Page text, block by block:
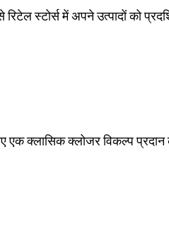
स्टोर्स में अपने उत्पादों को
एक क्लासिक क्लोजर विकल्प